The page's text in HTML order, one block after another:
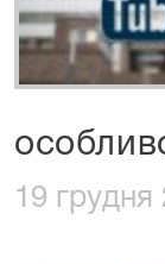
19 грудня